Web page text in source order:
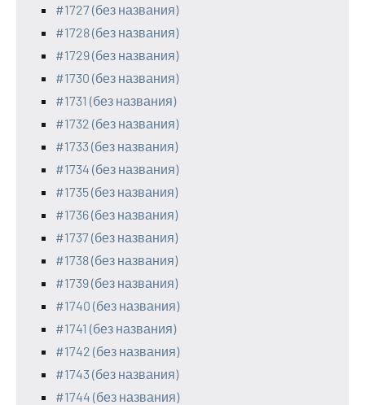
#1727 (без названия)
#1728 (без названия)
#1729 (без названия)
#1730 (без названия)
#1731 (без названия)
#1732 (без названия)
#1733 (без названия)
#1734 (без названия)
#1735 (без названия)
#1736 (без названия)
#1737 (без названия)
#1738 (без названия)
#1739 (без названия)
#1740 (без названия)
#1741 (без названия)
#1742 (без названия)
#1743 (без названия)
#1744 (без названия)